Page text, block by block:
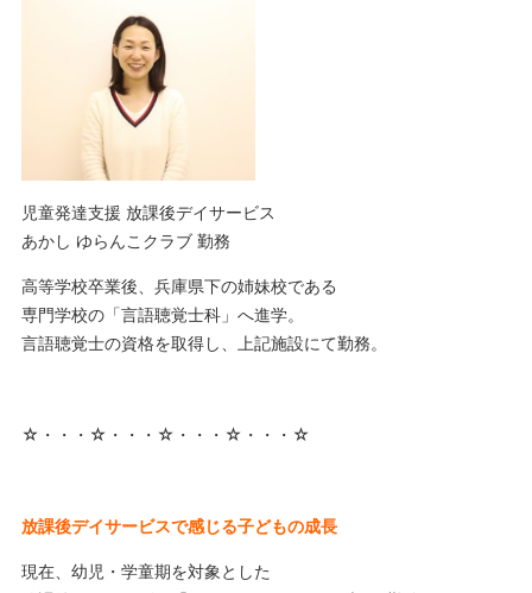
児童発達支援 放課後デイサービス
あかし ゆらんこクラブ 勤務
高等学校卒業後、兵庫県下の姉妹校である
専門学校の「言語聴覚士科」へ進学。
言語聴覚士の資格を取得し、上記施設にて勤務。
☆・・・☆・・・☆・・・☆・・・☆
放課後デイサービスで感じる子どもの成長
現在、幼児・学童期を対象とした